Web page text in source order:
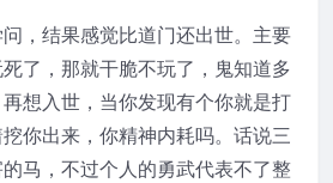
，结果感觉比道门还出世。主要
了，那就干脆不玩了，鬼知道多
想入世，当你发现有个你就是打
你出来，你精神内耗吗。话说三
马，不过个人的勇武代表不了整